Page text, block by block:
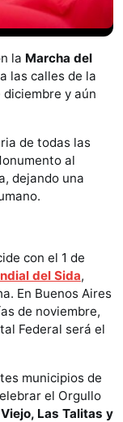
la Marcha del
las calles de la
y aún
de todas las
al
dejando una
con el 1 de
del Sida,
En Buenos Aires
de noviembre,
Federal será el
municipios de
el Orgullo
Las Talitas y